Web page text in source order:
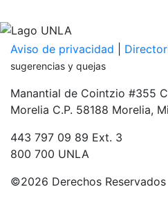
Aviso de privacidad
sugerencias y quejas
Manantial de Cointzio #355
Morelia C.P. 58188 Morelia,
443 797 09 89 Ext. 3
800 700 UNLA
©2026 Derechos Reservados